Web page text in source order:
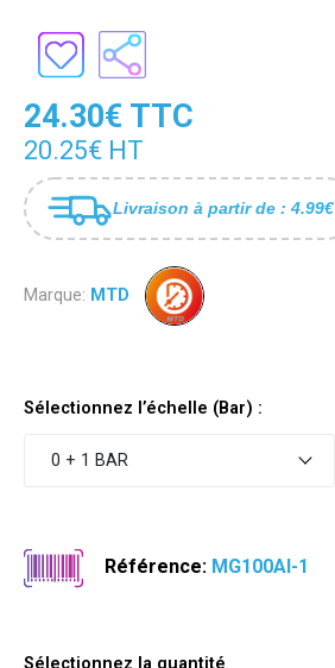
24.30€ TTC
20.25€ HT
Livraison à partir de : 4.99€
Marque: MTD
Sélectionnez l’échelle (Bar) :
0 + 1 BAR
Référence: MG100AI-1
Sélectionnez la quantité